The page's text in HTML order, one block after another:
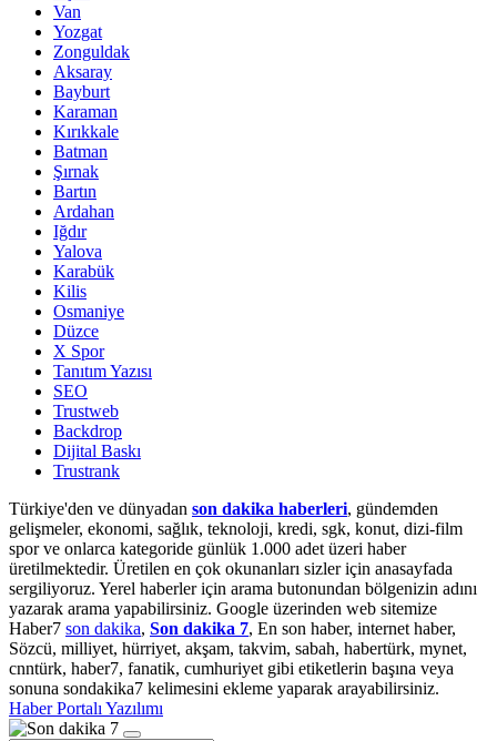
Van
Yozgat
Zonguldak
Aksaray
Bayburt
Karaman
Kırıkkale
Batman
Şırnak
Bartın
Ardahan
Iğdır
Yalova
Karabük
Kilis
Osmaniye
Düzce
X Spor
Tanıtım Yazısı
SEO
Trustweb
Backdrop
Dijital Baskı
Trustrank
Türkiye'den ve dünyadan son dakika haberleri, gündemden
gelişmeler, ekonomi, sağlık, teknoloji, kredi, sgk, konut, dizi-film
spor ve onlarca kategoride günlük 1.000 adet üzeri haber
üretilmektedir. Üretilen en çok okunanları sizler için anasayfada
sergiliyoruz. Yerel haberler için arama butonundan bölgenizin adını
yazarak arama yapabilirsiniz. Google üzerinden web sitemize
Haber7 son dakika, Son dakika 7, En son haber, internet haber,
Sözcü, milliyet, hürriyet, akşam, takvim, sabah, habertürk, mynet,
cnntürk, haber7, fanatik, cumhuriyet gibi etiketlerin başına veya
sonuna sondakika7 kelimesini ekleme yaparak arayabilirsiniz.
Haber Portalı Yazılımı